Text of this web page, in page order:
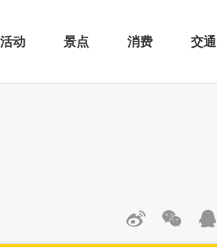
活动 景点 消费 交通